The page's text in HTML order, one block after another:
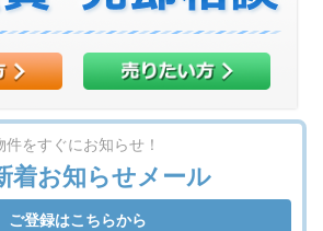
件をすぐにお知らせ！
着お知らせメール
ご登録はこちらから